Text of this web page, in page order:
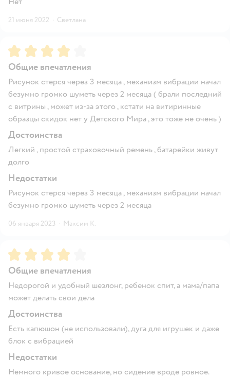
21 июня 2022 · Светлана
Рейтинг:4
Общие впечатления
Рисунок стерся через 3 месяца , механизм вибрации начал
безумно громко шуметь через 2 месяца ( брали последний
с витрины , может из-за этого , кстати на витиринные
образцы скидок нет у Детского Мира , это тоже не очень )
Достоинства
Легкий , простой страховочный ремень , батарейки живут
долго
Недостатки
Рисунок стерся через 3 месяца , механизм вибрации начал
безумно громко шуметь через 2 месяца
06 января 2023 · Максим К.
Рейтинг:4
Общие впечатления
Недорогой и удобный шезлонг, ребенок спит, а мама/папа
может делать свои дела
Достоинства
Есть капюшон (не использовали), дуга для игрушек и даже
блок с вибрацией
Недостатки
Немного кривое основание, но сидение вроде ровное.